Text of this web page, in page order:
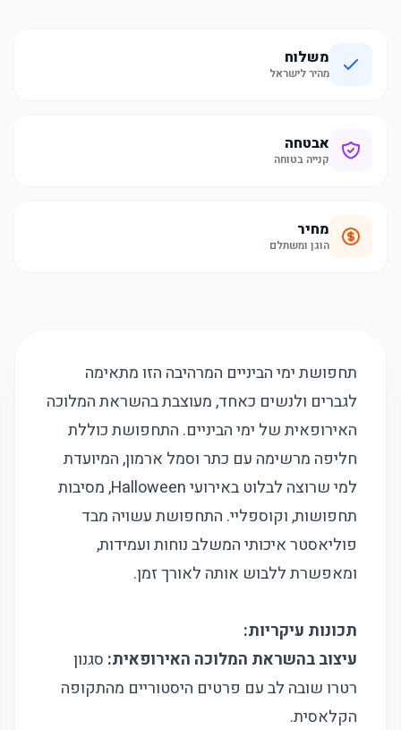
משלוח
מהיר לישראל
אבטחה
קנייה בטוחה
מחיר
הוגן ומשתלם
תחפושת ימי הביניים המרהיבה הזו מתאימה
לגברים ולנשים כאחד, מעוצבת בהשראת המלוכה
האירופאית של ימי הביניים. התחפושת כוללת
חליפה מרשימה עם כתר וסמל ארמון, המיועדת
למי שרוצה לבלוט באירועי Halloween, מסיבות
תחפושות, וקוספליי. התחפושת עשויה מבד
פוליאסטר איכותי המשלב נוחות ועמידות,
ומאפשרת ללבוש אותה לאורך זמן.
תכונות עיקריות:
עיצוב בהשראת המלוכה האירופאית: סגנון
רטרו שובה לב עם פרטים היסטוריים מהתקופה
הקלאסית.